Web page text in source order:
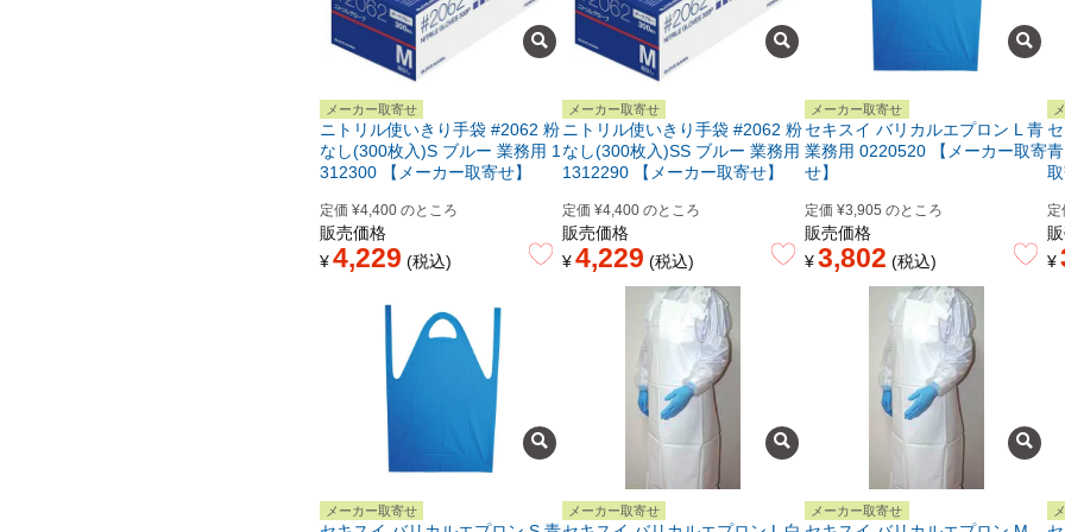
メーカー取寄せ
ニトリル使いきり手袋 #2062 粉
なし(300枚入)S ブルー 業務用 1
312300 【メーカー取寄せ】
定価 ¥4,400 のところ
販売価格
¥ 4,229 税込
メーカー取寄せ
ニトリル使いきり手袋 #2062 粉
なし(300枚入)SS ブルー 業務用
1312290 【メーカー取寄せ】
定価 ¥4,400 のところ
販売価格
¥4,229 税込
メーカー取寄せ
セキスイ バリカルエプロン L 青
業務用 0220520 【メーカー取寄
せ】
定価 ¥3,905 のところ
販売価格
¥3,802 税込
定
¥
メーカー取寄せ メーカー取寄せ メーカー取寄せ